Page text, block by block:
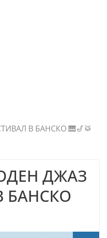
В БАНСКО 🎹🎷🥁
ДЖАЗ
БАНСКО